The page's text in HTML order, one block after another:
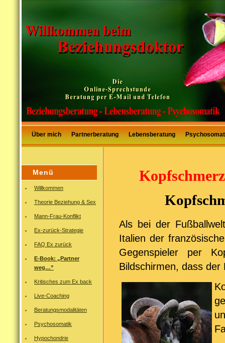
Über mich Partnerberatung Lebensberatung
Menü
Willkommen
Theorie Beziehung & Sex
Mann-Frau-Konflikt
Ex-zurück-Strategie
FAQ Ex zurück
E-Book: „Partner
weg…”
Kritisches zum Ex back
Live-Coaching
Beratungsmodalitäten
Psychosomatik
Hypochondrie
Als bei der
Italien der
Gegenspieler per
Bildschirmen, dass